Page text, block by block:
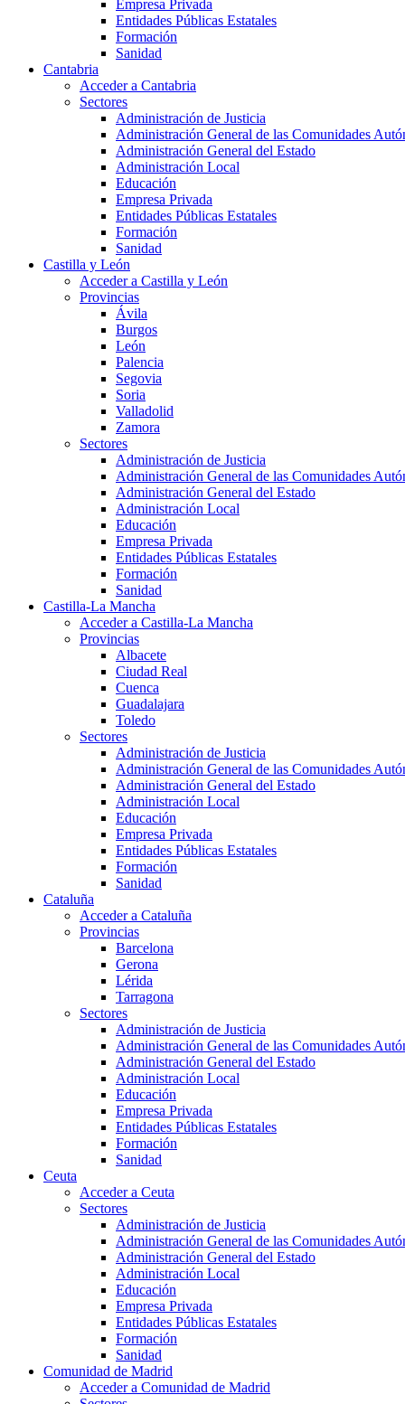
Empresa Privada
Entidades Públicas Estatales
Formación
Sanidad
Cantabria
Acceder a Cantabria
Sectores
Administración de Justicia
Administración General de las Comunidades
Administración General del Estado
Administración Local
Educación
Empresa Privada
Entidades Públicas Estatales
Formación
Sanidad
Castilla y León
Acceder a Castilla y León
Provincias
Ávila
Burgos
León
Palencia
Segovia
Soria
Valladolid
Zamora
Sectores
Administración de Justicia
Administración General de las Comunidades
Administración General del Estado
Administración Local
Educación
Empresa Privada
Entidades Públicas Estatales
Formación
Sanidad
Castilla-La Mancha
Acceder a Castilla-La Mancha
Provincias
Albacete
Ciudad Real
Cuenca
Guadalajara
Toledo
Sectores
Administración de Justicia
Administración General de las Comunidades
Administración General del Estado
Administración Local
Educación
Empresa Privada
Entidades Públicas Estatales
Formación
Sanidad
Cataluña
Acceder a Cataluña
Provincias
Barcelona
Gerona
Lérida
Tarragona
Sectores
Administración de Justicia
Administración General de las Comunidades
Administración General del Estado
Administración Local
Educación
Empresa Privada
Entidades Públicas Estatales
Formación
Sanidad
Ceuta
Acceder a Ceuta
Sectores
Administración de Justicia
Administración General de las Comunidades
Administración General del Estado
Administración Local
Educación
Empresa Privada
Entidades Públicas Estatales
Formación
Sanidad
Comunidad de Madrid
Acceder a Comunidad de Madrid